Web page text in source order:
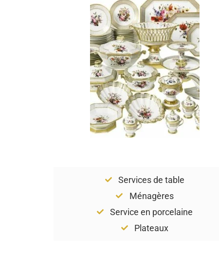
Services de table
Ménagères
Service en porcelaine
Plateaux